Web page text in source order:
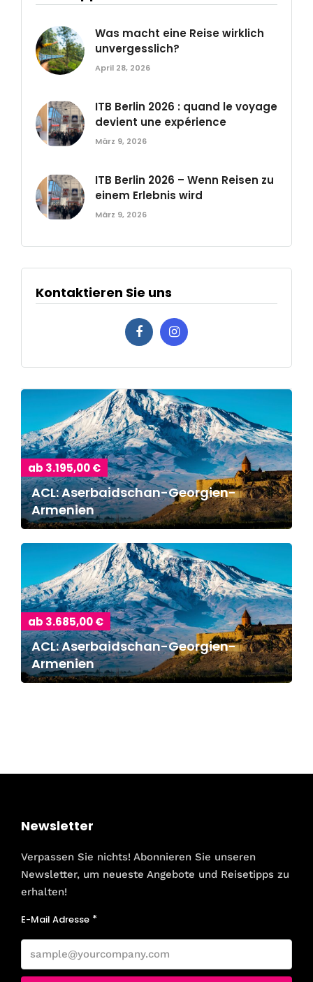
Was macht eine Reise wirklich
unvergesslich?
April 28, 2026
ITB Berlin 2026 : quand le voyage
devient une expérience
März 9, 2026
ITB Berlin 2026 – Wenn Reisen zu
einem Erlebnis wird
März 9, 2026
Kontaktieren Sie uns
ab 3.195,00 €
ACL: Aserbaidschan-Georgien-
Armenien
ab 3.685,00 €
ACL: Aserbaidschan-Georgien-
Armenien
Newsletter
Verpassen Sie nichts! Abonnieren Sie unseren
Newsletter, um neueste Angebote und Reisetipps zu
erhalten!
E-Mail Adresse